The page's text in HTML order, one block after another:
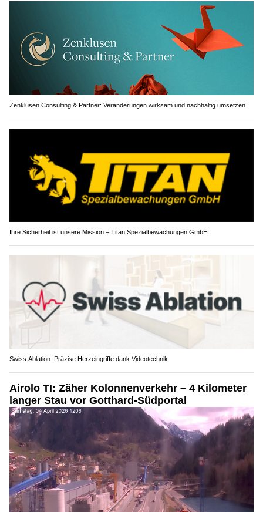
Zenklusen Consulting & Partner: Veränderungen wirksam und nachhaltig umsetzen
Ihre Sicherheit ist unsere Mission – Titan Spezialbewachungen GmbH
Swiss Ablation: Präzise Herzeingriffe dank Videotechnik
Airolo TI: Zäher Kolonnenverkehr – 4 Kilometer
langer Stau vor Gotthard-Südportal